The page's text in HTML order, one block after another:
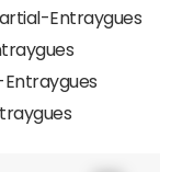
Entraygues